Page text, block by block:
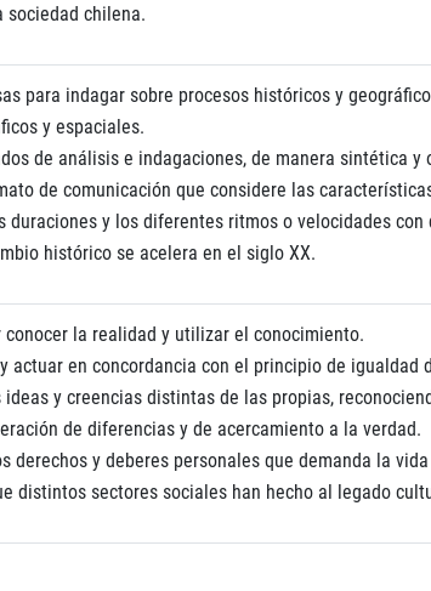
sociedad chilena.
para indagar sobre procesos históricos y
y espaciales.
de análisis e indagaciones, de manera sintética
de comunicación que considere las
duraciones y los diferentes ritmos o velocidades
histórico se acelera en el siglo XX.
conocer la realidad y utilizar el conocimiento.
actuar en concordancia con el principio de igualdad
ideas y creencias distintas de las propias,
de diferencias y de acercamiento a la verdad.
derechos y deberes personales que demanda la
distintos sectores sociales han hecho al legado